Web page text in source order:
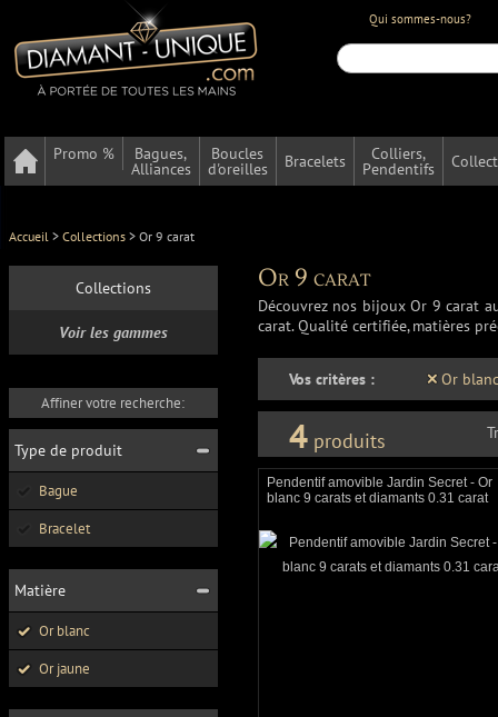
Qui sommes-nous?
Promo % Bagues,
Alliances
Boucles
d'oreilles Bracelets Colliers,
Pendentifs
Accueil > Collections > Or 9 carat
Collections
Voir les gammes
Affiner votre recherche:
Type de produit
Bague
Bracelet
Matière
Or blanc
Or jaune
Or 9 carat
Découvrez nos bijoux Or 9 carat
carat. Qualité certifiée, matières
Vos critères : Or blanc
4 produits
Pendentif amovible Jardin Secret - Or
blanc 9 carats et diamants 0.31 carat